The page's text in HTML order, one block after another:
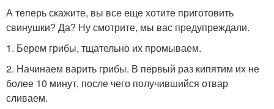
А теперь скажите, вы все еще хотите приготовить
свинушки? Да? Ну смотрите, мы вас предупреждали.
1. Берем грибы, тщательно их промываем.
2. Начинаем варить грибы. В первый раз кипятим их не
более 10 минут, после чего получившийся отвар
сливаем.